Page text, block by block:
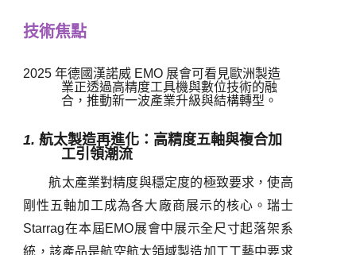
技術焦點
2025年德國漢諾威 EMO 展會可看見歐洲製造
業正透過高精度工具機與數位技術的融
合，推動新一波產業升級與結構轉型。
1.航太製造再進化：高精度五軸與複合加
工引領潮流
航太產業對精度與穩定度的極致要求，使高
剛性五軸加工成為各大廠商展示的核心。瑞士
Starrag在本屆EMO展會中展示全尺寸起落架系
統，該產品是航空航太領域製造加工工藝中要求